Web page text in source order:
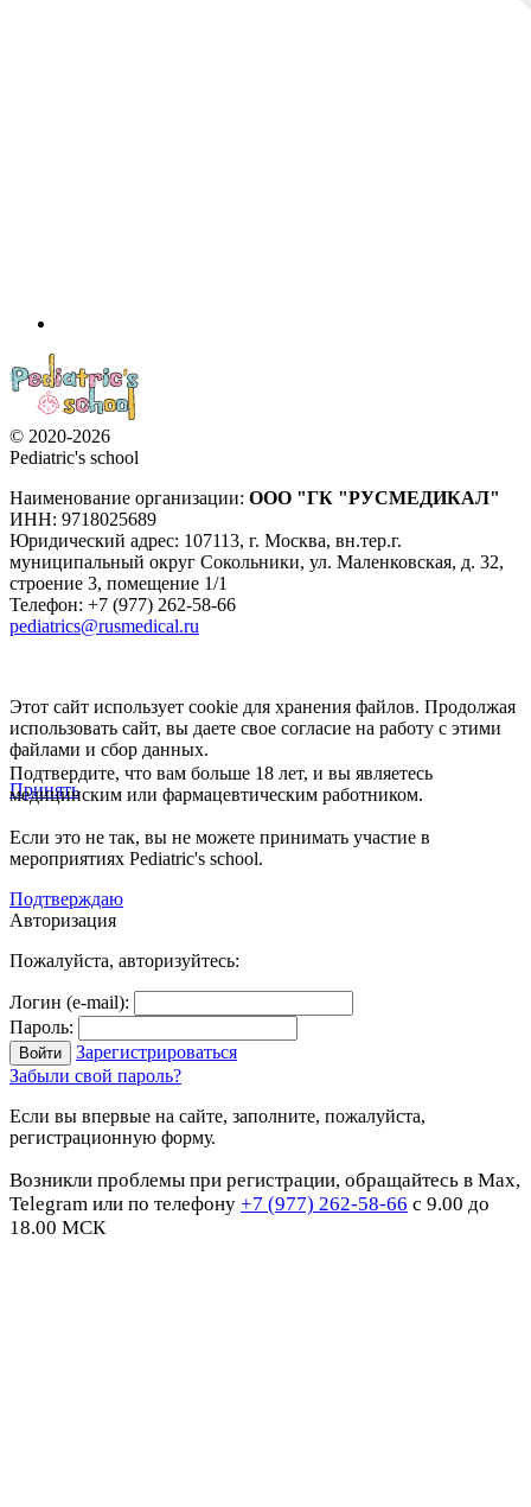
© 2020-2026
Pediatric's school
Наименование организации: ООО "ГК "РУСМЕДИКАЛ"
ИНН: 9718025689
Юридический адрес: 107113, г. Москва, вн.тер.г.
муниципальный округ Сокольники, ул. Маленковская, д. 32,
строение 3, помещение 1/1
Телефон: +7 (977) 262-58-66
pediatrics@rusmedical.ru
Этот сайт использует cookie для хранения файлов. Продолжая
использовать сайт, вы даете свое согласие на работу с этими
файлами и сбор данных.
Принять
Подтвердите, что вам больше 18 лет, и вы являетесь
медицинским или фармацевтическим работником.
Если это не так, вы не можете принимать участие в
мероприятиях Pediatric's school.
Подтверждаю
Авторизация
Пожалуйста, авторизуйтесь:
Логин (e-mail):
Пароль:
Зарегистрироваться
Забыли свой пароль?
Если вы впервые на сайте, заполните, пожалуйста,
регистрационную форму.
Возникли проблемы при регистрации, обращайтесь в Max,
Telegram или по телефону +7 (977) 262-58-66 с 9.00 до
18.00 МСК